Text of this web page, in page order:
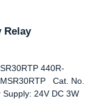
Relay
440R-
Cat. No.
24V DC 3W